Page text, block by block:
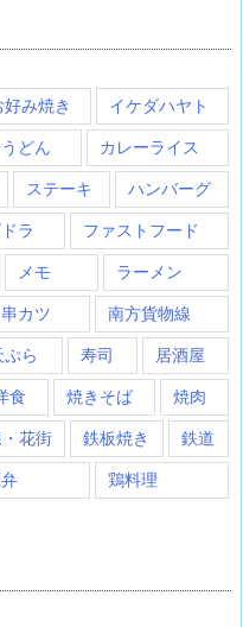
好み焼き イケダハヤト
どん カレーライス
ステーキ ハンバーグ
ラ ファストフード
メモ ラーメン
串カツ 南方貨物線
ぷら 寿司 居酒屋
食 焼きそば 焼肉
花街 鉄板焼き 鉄道
鶏料理